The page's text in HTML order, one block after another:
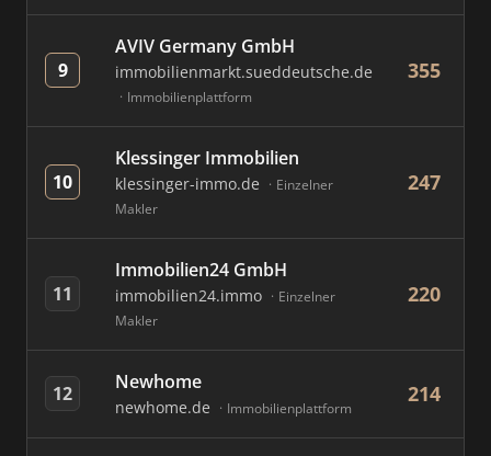
9
AVIV Germany GmbH
immobilienmarkt.sueddeutsche.de
Immobilienplattform
355
10
Klessinger Immobilien
klessinger-immo.de
Einzelner
Makler
247
11
Immobilien24 GmbH
immobilien24.immo
Einzelner
Makler
220
12 Newhome
newhome.de Immobilienplattform
214